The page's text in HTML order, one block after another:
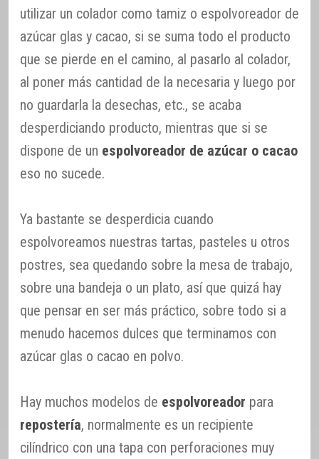
utilizar un colador como tamiz o espolvoreador de
azúcar glas y cacao, si se suma todo el producto
que se pierde en el camino, al pasarlo al colador,
al poner más cantidad de la necesaria y luego por
no guardarla la desechas, etc., se acaba
desperdiciando producto, mientras que si se
dispone de un espolvoreador de azúcar o cacao
eso no sucede.
Ya bastante se desperdicia cuando
espolvoreamos nuestras tartas, pasteles u otros
postres, sea quedando sobre la mesa de trabajo,
sobre una bandeja o un plato, así que quizá hay
que pensar en ser más práctico, sobre todo si a
menudo hacemos dulces que terminamos con
azúcar glas o cacao en polvo.
Hay muchos modelos de espolvoreador para
repostería, normalmente es un recipiente
cilíndrico con una tapa con perforaciones muy